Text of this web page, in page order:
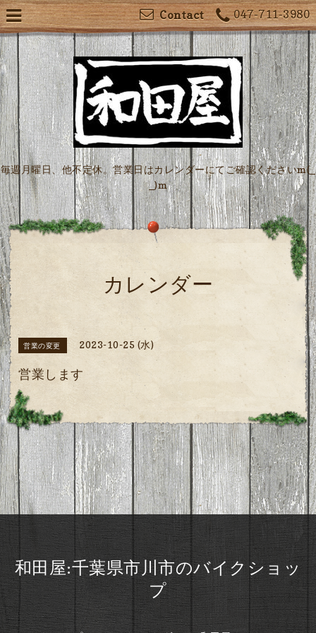
047-711-3980
Contact
毎週月曜日、他不定休。営業日はカレンダーにてご確認くださいm(_
_)m
カレンダー
営業の変更 2023-10-25 (水)
営業します
和田屋:千葉県市川市のバイクショッ
プ